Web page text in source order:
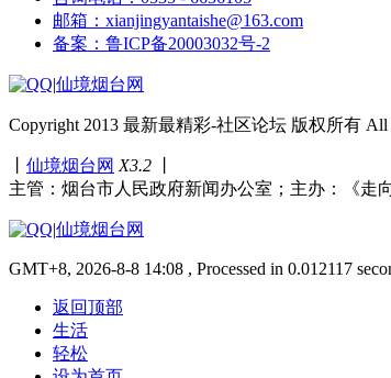
邮箱：xianjingyantaishe@163.com
备案：鲁ICP备20003032号-2
|仙境烟台网
Copyright 2013 最新最精彩-社区论坛 版权所有 All
仙境烟台网 X3.2
主管：烟台市人民政府新闻办公室；主办：《走
|仙境烟台网
GMT+8, 2026-8-8 14:08 , Processed in 0.012117
返回顶部
生活
轻松